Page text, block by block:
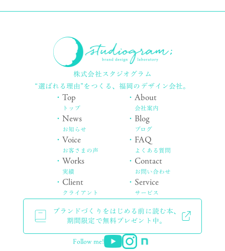
株式会社スタジオグラム
“選ばれる理由”をつくる、福岡のデザイン会社。
・Top
トップ
・News
お知らせ
・Voice
お客さまの声
・Works
実績
・ Client
クライアント
・About
会社案内
・ Blog
ブログ
・ FAQ
よくある質問
・ Contact
お問い合わせ
・ Service
サービス
ブランドづくりをはじめる前に読む本、
期間限定で無料プレゼント中。
Follow me!